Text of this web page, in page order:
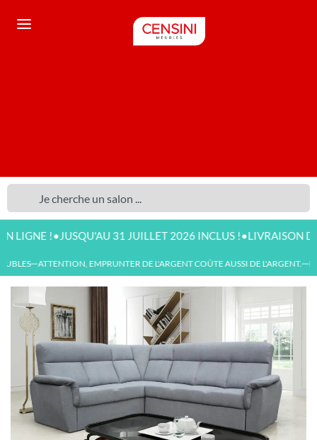
!•JUSQU'AU 31 JUILLET 2026 INCLUS !•LIVRAISON
—ATTENTION, EMPRUNTER DE L'ARGENT COÛTE AUSSI DE L'ARGENT.—